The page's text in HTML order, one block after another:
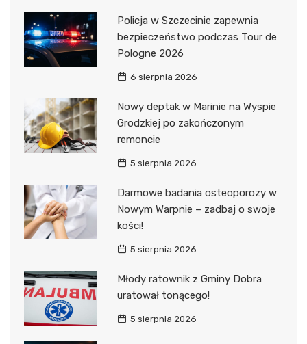
Policja w Szczecinie zapewnia
bezpieczeństwo podczas Tour de
Pologne 2026
6 sierpnia 2026
Nowy deptak w Marinie na Wyspie
Grodzkiej po zakończonym
remoncie
5 sierpnia 2026
Darmowe badania osteoporozy w
Nowym Warpnie – zadbaj o swoje
kości!
5 sierpnia 2026
Młody ratownik z Gminy Dobra
uratował tonącego!
5 sierpnia 2026